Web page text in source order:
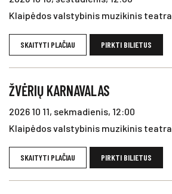
Klaipėdos valstybinis muzikinis
SKAITYTI PLAČIAU PIRKTI BILIETUS
ŽVĖRIŲ KARNAVALAS
2026 10 11, sekmadienis, 12:00
Klaipėdos valstybinis muzikinis
SKAITYTI PLAČIAU PIRKTI BILIETUS